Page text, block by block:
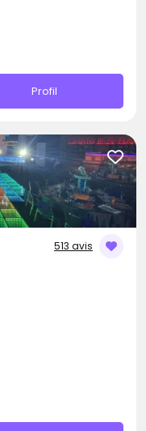
Profil
513 avis